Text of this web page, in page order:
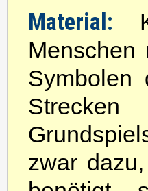
Material:
Menschen
Symbolen
zwar